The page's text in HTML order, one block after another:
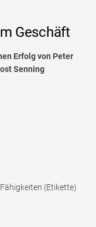
Geschäft
Erfolg von Peter
Senning
(Etikette)